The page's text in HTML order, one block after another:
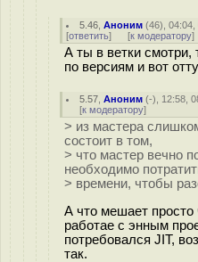
5.46 ,Аноним (46), 04:04,
[ответить] [к модератору]
А ты в ветки смотри,
по версиям и вот
5.57 ,Аноним (-), 12:58,
[к модератору]
> из мастера
состоит в том,
> что мастер вечно
необходимо
> времени, чтобы
А что мешает просто
работае с энным
потребовался JIT,
так.